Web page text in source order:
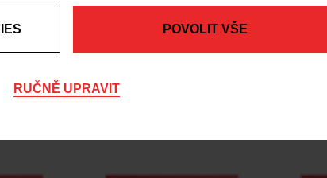
POVOLIT VŠE
RUČNĚ UPRAVIT
2112